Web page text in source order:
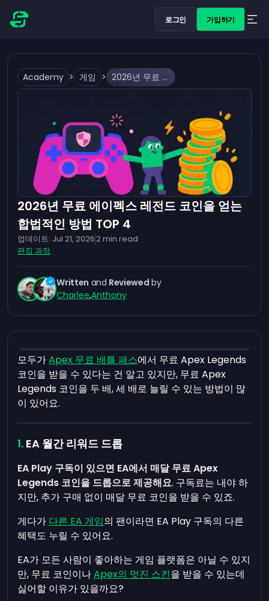
로그인 가입하기
Academy > 게임 > 2026년 무료 에이펙스 레전드 코인을 얻는 합법적인 방법 TOP 4
2026년 무료 에이펙스 레전드 코인을 얻는
합법적인 방법 TOP 4
업데이트: Jul 21, 20262min read
편집 과정
Written and Reviewed by
Charlee,Anthony
모두가Apex 무료 배틀 패스에서 무료 Apex Legends
코인을 받을 수 있다는 건 알고 있지만, 무료 Apex
Legends 코인을 두 배, 세 배로 늘릴 수 있는 방법이 많
이 있어요.
EA 월간 리워드 드롭
EA Play 구독이 있으면 EA에서 매달 무료 Apex
Legends 코인을 드롭으로 제공해요. 구독료는 내야 하
지만, 추가 구매 없이 매달 무료 코인을 받을 수 있죠.
게다가 다른 EA 게임의 팬이라면 EA Play 구독의 다른
혜택도 누릴 수 있어요.
EA가 모든 사람이 좋아하는 게임 플랫폼은 아닐 수 있지
만, 무료 코인이나Apex의 멋진 스킨을 받을 수 있는데
싫어할 이유가 있을까요?